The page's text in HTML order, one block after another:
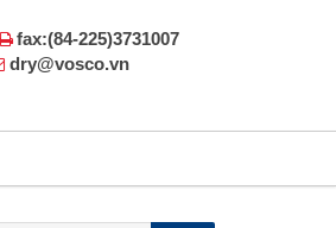
fax:(84-225)3731007
dry@vosco.vn